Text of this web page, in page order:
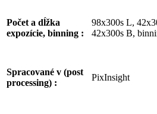
Počet a dĺžka
expozície, binning :
98x300s L,
42x300s B,
Spracované v (post
processing) :
PixInsight